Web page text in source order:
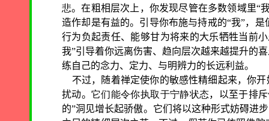
悲。在粗相层次上，你发现尽管在多数领域里“
造作却是有益的。引导你布施与持戒的“我”，
行为负起责任、能够甘为将来的大乐牺牲当前
我”引导着你远离伤害、趋向层次越来越提升的
练自己的念力、定力、与明辨力的长远利益。
不过，随着禅定使你的敏感性精细起来，你
扰动。它们能令你执取于宁静状态，以至于排
的”洞见增长起骄傲。它们将以这种形式妨碍进